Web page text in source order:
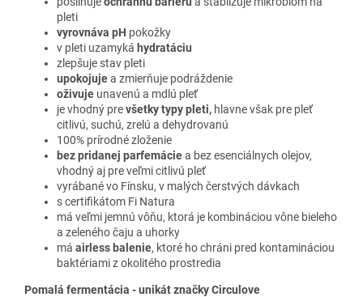
pleti
vyrovnáva pH pokožky
v pleti uzamyká hydratáciu
zlepšuje stav pleti
upokojujea zmierňuje podráždenie
oživuje unavenú a mdlú pleť
je vhodný prevšetky typy pleti, hlavne však pre pleť
citlivú, suchú, zrelú a dehydrovanú
100% prírodné zloženie
bez pridanej parfemáciea bez esenciálnych olejov,
vhodný aj pre veľmi citlivú pleť
vyrábané vo Fínsku, v malých čerstvých dávkach
s certifikátom Fi Natura
má veľmi jemnú vôňu, ktorá je kombináciou vône bieleho
a zeleného čaju a uhorky
má airless balenie, ktoré ho chráni pred kontamináciou
baktériami z okolitého prostredia
Pomalá fermentácia - unikát značky Circulove